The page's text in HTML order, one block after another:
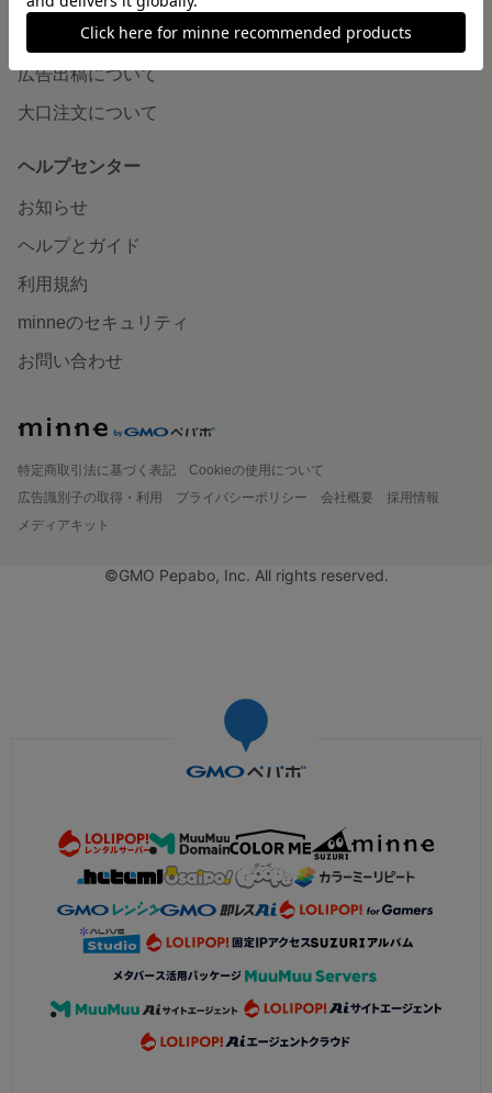
企業の方へ
広告出稿について
大口注文について
ヘルプセンター
お知らせ
ヘルプとガイド
利用規約
minneのセキュリティ
お問い合わせ
特定商取引法に基づく表記
Cookieの使用について
広告識別子の取得・利用
プライバシーポリシー 会社概要
採用情報
メディアキット
©GMO Pepabo, Inc. All rights reserved.